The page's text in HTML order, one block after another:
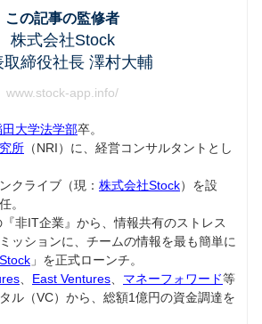
この記事の監修者
株式会社Stock
取締役社長 澤村大輔
www.stock-app.info/
田大学法学部卒。
所 （NRI）に、経営コンサルタントとし
クライブ（現： 株式会社Stock）を設
。
非IT企業』から、情報共有のストレス
ッションに、チームの情報を最も簡単に
Stock 」を正式ローンチ。
East Ventures マネーフォワード等
ル（VC）から、総額1億円の資金調達を